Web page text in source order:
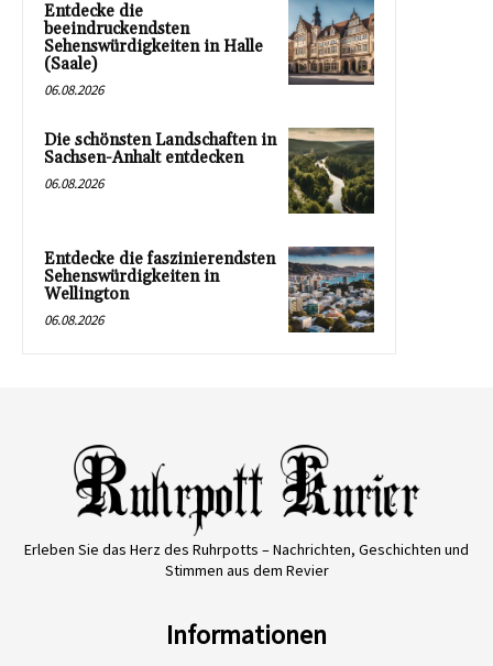
Entdecke die
beeindruckendsten
Sehenswürdigkeiten in Halle
(Saale)
06.08.2026
Die schönsten Landschaften in
Sachsen-Anhalt entdecken
06.08.2026
Entdecke die faszinierendsten
Sehenswürdigkeiten in
Wellington
06.08.2026
Erleben Sie das Herz des Ruhrpotts – Nachrichten, Geschichten und
Stimmen aus dem Revier
Informationen